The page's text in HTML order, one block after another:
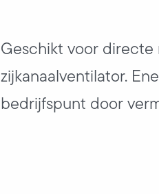
Geschikt voor
zijkanaalventilator.
bedrijfspunt door